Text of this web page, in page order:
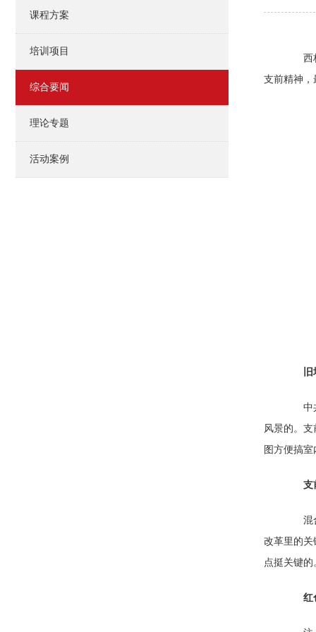
课程方案
培训项目
综合要闻
理论专题
活动案例
西柏
支前精神，
中共
风景的。
图方便搞
支
混合
改革里的关
点挺关键
红